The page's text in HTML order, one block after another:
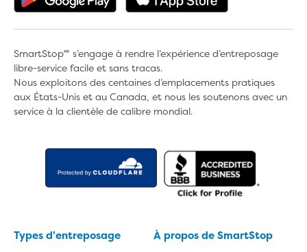
SmartStop🅫 s’engage à rendre l’expérience d’entreposage
libre-service facile et sans tracas.
Nous exploitons des centaines d’emplacements pratiques
aux États-Unis et au Canada, et nous les soutenons avec un
service à la clientèle de calibre mondial.
Types d'entreposage À propos de SmartStop